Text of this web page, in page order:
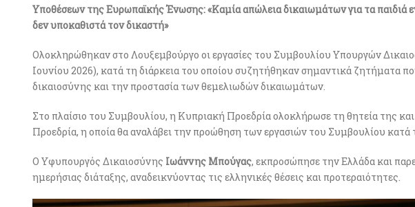
Υποθέσεων της Ευρωπαϊκής Ένωσης: «Καμία απώλεια δικαιωμάτων για τα
δεν υποκαθιστά τον δικαστή»
Ολοκληρώθηκαν στο Λουξεμβούργο οι εργασίες του Συμβουλίου Υπουργών
Ιουνίου 2026), κατά τη διάρκεια του οποίου συζητήθηκαν σημαντικά ζητήματα
δικαιοσύνης και την προστασία των θεμελιωδών δικαιωμάτων.
Στο πλαίσιο του Συμβουλίου, η Κυπριακή Προεδρία ολοκλήρωσε τη θητεία της
Προεδρία, η οποία θα αναλάβει την προώθηση των εργασιών του Συμβουλίου κατά
Ο Υφυπουργός Δικαιοσύνης Ιωάννης Μπούγας, εκπροσώπησε την Ελλάδα και
ημερήσιας διάταξης, αναδεικνύοντας τις ελληνικές θέσεις και προτεραιότητες.